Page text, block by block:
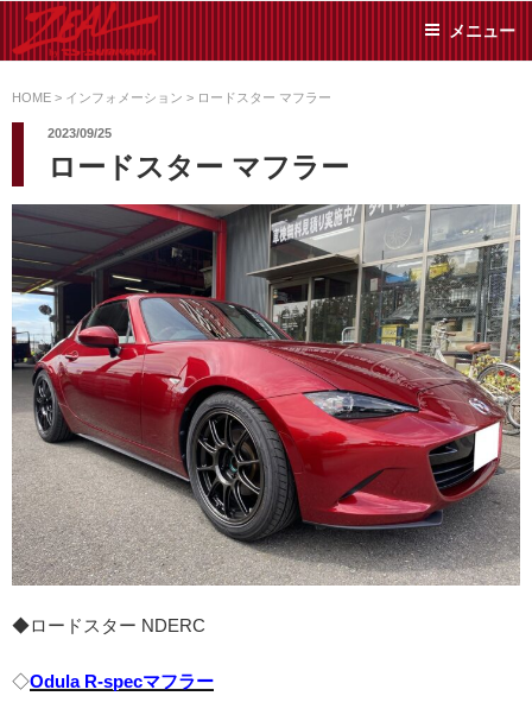
ン
ツ
ス
キ
ッ
プ
SUMIYAMA
た日常メンテから各種チ
ューニングまで、車に関
リーでお任せください!
メニュー
HOME > インフォメーション > ロードスター マフラー
2023/09/25
ロードスター マフラー
◆ロードスター NDERC
◇Odula R-specマフラー